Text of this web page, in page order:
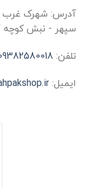
آدرس: شهرک غرب -
سپهر - نبش کوچه
تلفن:
ایمیل: